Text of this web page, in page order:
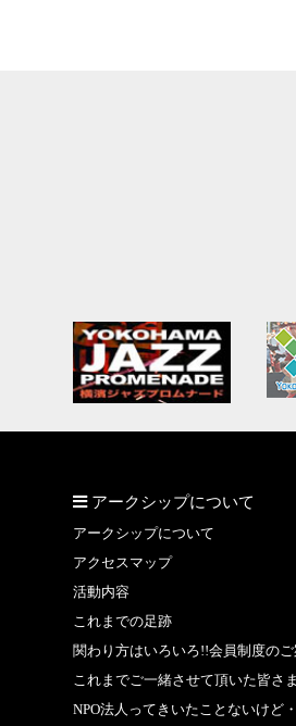
アークシップについて
アークシップについて
アクセスマップ
活動内容
これまでの足跡
関わり方はいろいろ!!会員制度のご
これまでご一緒させて頂いた皆さま
NPO法人ってきいたことないけど